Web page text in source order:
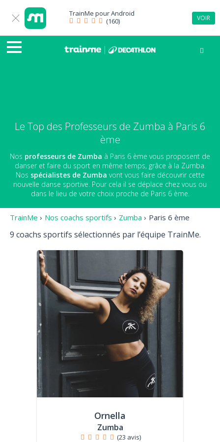
TrainMe pourAndroid
(160)
VOIR
Le Top des Professeurs de Zumba à Paris 6
ème
Nos professeurs de Zumba à Paris 6 ème vous proposent de
danser et faire du sport en même temps, grâce à la Zumba.
Nos spécialistes de Zumba vont vous faire découvrir cette
nouvelle danse sportive. Pour cela il se déplace chez vous ou
dans le lieu de votre choix proche de Paris 6 ème.
TrainMe › Nos coachs sportifs › Zumba › Paris 6 ème
9 coachs sportifs sélectionnés par l’équipe TrainMe.
Ornella
Zumba
(23 avis)